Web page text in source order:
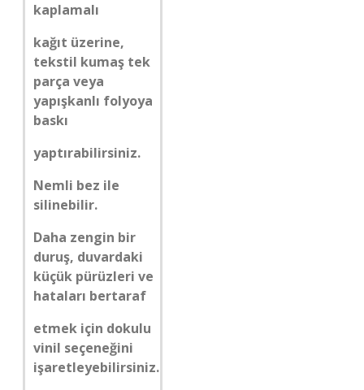
kaplamalı
kağıt üzerine,
tekstil kumaş tek
parça veya
yapışkanlı folyoya
baskı
yaptırabilirsiniz.
Nemli bez ile
silinebilir.
Daha zengin bir
duruş, duvardaki
küçük pürüzleri ve
hataları bertaraf
etmek için dokulu
vinil seçeneğini
işaretleyebilirsiniz.